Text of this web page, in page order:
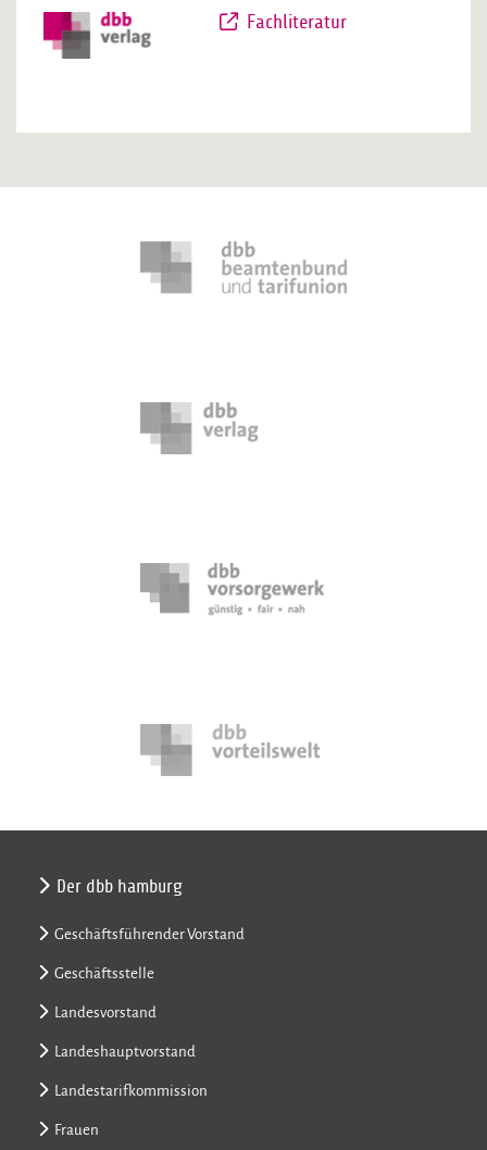
Fachliteratur
Der dbb hamburg
Geschäftsführender Vorstand
Geschäftsstelle
Landesvorstand
Landeshauptvorstand
Landestarifkommission
Frauen